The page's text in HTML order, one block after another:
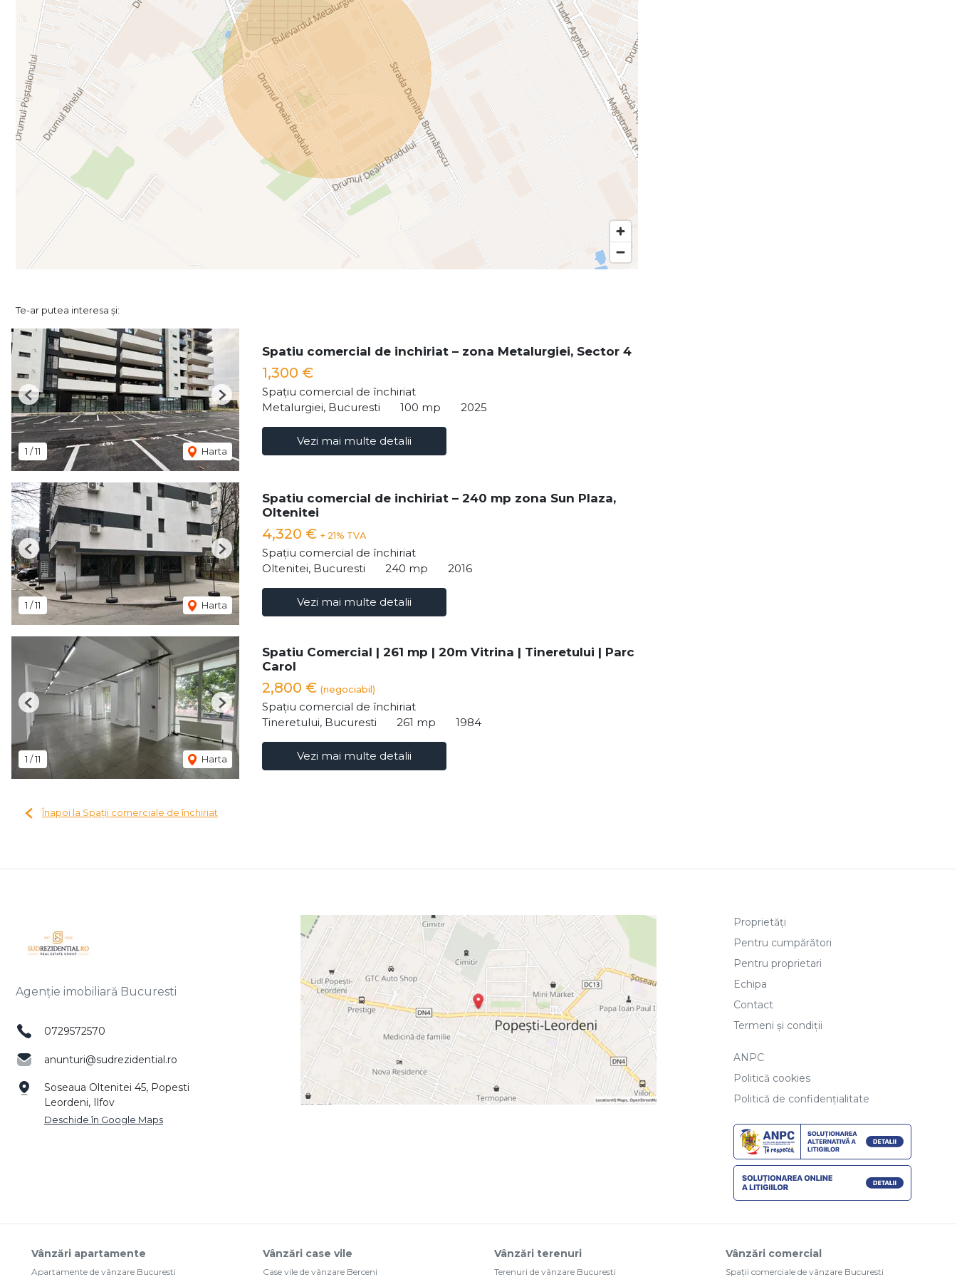
Te-ar putea interesa și:
1 /11 Harta
Previous Next
Spatiu comercial de inchiriat – zona Metalurgiei, Sector 4
1,300 €
Spațiu comercial de închiriat
Metalurgiei, Bucuresti
100 mp 2025
Vezi mai multe detalii
1 /11 Harta
Previous Next
Spatiu comercial de inchiriat – 240 mp zona Sun Plaza,
Oltenitei
4,320 € + 21% TVA
Spațiu comercial de închiriat
Oltenitei, Bucuresti
240 mp 2016
Vezi mai multe detalii
1 /11 Harta
Previous Next
Spatiu Comercial | 261 mp | 20m Vitrina | Tineretului | Parc
Carol
2,800 € (negociabil)
Spațiu comercial de închiriat
Tineretului, Bucuresti
261 mp 1984
Vezi mai multe detalii
Înapoi la Spații comerciale de închiriat
Agenție imobiliară Bucuresti
0729572570
anunturi@sudrezidential.ro
Soseaua Oltenitei 45, Popesti
Leordeni, Ilfov
Deschide în Google Maps
Proprietăți
Pentru cumpărători
Pentru proprietari
Echipa
Contact
Termeni și condiții
ANPC
Politică cookies
Politică de confidențialitate
Vânzări apartamente
Apartamente de vânzare Bucuresti
Vânzări case vile
Case vile de vânzare Berceni
Vânzări terenuri
Terenuri de vânzare Bucuresti
Vânzări comercial
Spații comerciale de vânzare Bucuresti